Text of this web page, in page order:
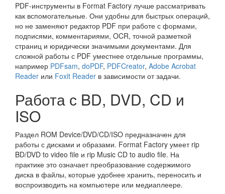
PDF-инструменты в Format Factory лучше рассматривать
как вспомогательные. Они удобны для быстрых операций,
но не заменяют редактор PDF при работе с формами,
подписями, комментариями, OCR, точной разметкой
страниц и юридически значимыми документами. Для
сложной работы с PDF уместнее отдельные программы,
например PDFsam, doPDF, PDFCreator, Adobe Acrobat
Reader или Foxit Reader в зависимости от задачи.
Работа с BD, DVD, CD и
ISO
Раздел ROM Device/DVD/CD/ISO предназначен для
работы с дисками и образами. Format Factory умеет rip
BD/DVD to video file и rip Music CD to audio file. На
практике это означает преобразование содержимого
диска в файлы, которые удобнее хранить, переносить и
воспроизводить на компьютере или медиаплеере.